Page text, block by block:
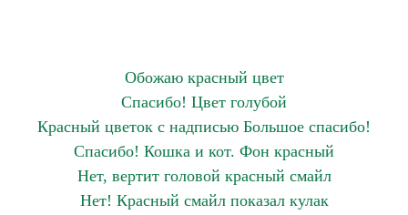
Обожаю красный цвет
Спасибо! Цвет голубой
Красный цветок с надписью Большое спасибо!
Спасибо! Кошка и кот. Фон красный
Нет, вертит головой красный смайл
Нет! Красный смайл показал кулак